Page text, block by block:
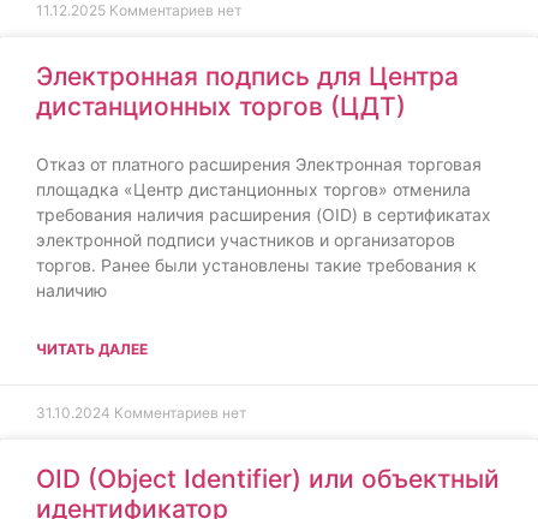
11.12.2025 Комментариев нет
Электронная подпись для Центра
дистанционных торгов (ЦДТ)
Отказ от платного расширения Электронная торговая
площадка «Центр дистанционных торгов» отменила
требования наличия расширения (OID) в сертификатах
электронной подписи участников и организаторов
торгов. Ранее были установлены такие требования к
наличию
ЧИТАТЬ ДАЛЕЕ
31.10.2024 Комментариев нет
OID (Object Identifier) или объектный
идентификатор